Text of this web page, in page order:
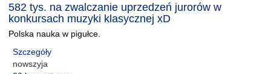
582 tys. na zwalczanie uprzedzeń jurorów w
konkursach muzyki klasycznej xD
Polska nauka w pigułce.
Szczegóły
nowszyja